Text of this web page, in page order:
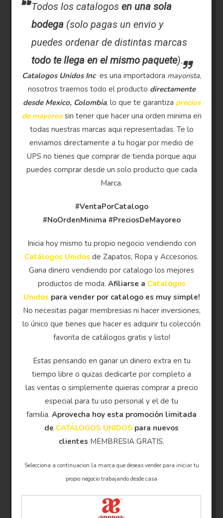
Todos los catalogosen una sola
bodega (solo pagas un envio y
puedes ordenar de distintas marcas
todo te llega en el mismo paquete).
Catalogos Unidos Inc es una importadora mayorista,
nosotros traemos todo el producto directamente
desde Mexico, Colombia, lo que te garantiza precios
de mayoreosin tener que hacer una orden minima en
todas nuestras marcas aqui representadas. Te lo
enviamos directamente a tu hogar por medio de
UPS no tienes que comprar de tienda porque aqui
puedes comprar desde un solo producto que cada
Marca.
#VentaPorCatalogo
#NoOrdenMinima #PreciosDeMayoreo
Inicia hoy mismo tu propio negocio vendiendo con
Catálogos Unidos de Zapatos, Ropa y Accesorios.
Gana dinero vendiendo por catalogo los mejores
productos de moda. Afiliarse a Catalogos
Unidos para vender por catalogo es muy simple!
No necesitas pagar membresias ni hacer inversiones,
lo único que tienes que hacer es adquirir tu colección
favorita de catálogos gratis y listo!
Estas pensando en ganar un dinero extra en tu
tiempo libre o quizas dedicarte por completo a
las ventas o simplemente quieras comprar a precio
especial para tu uso personal y el de tu
familia.Aprovecha hoy esta promoción limitada
de CATÁLOGOS UNIDOS para nuevos
clientes MEMBRESIA GRATIS.
Selecciona a continuacion la marca que deseas vender para iniciar tu
propio negocio trabajando desde casa